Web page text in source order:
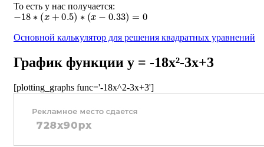
То есть у нас получается:
−18∗(x+0.5 )∗(x−0.33) =0
Основной калькулятор для решения квадратных уравнений
График функции y = -18x²-3x+3
[plotting_graphs func='-18x^2-3x+3']